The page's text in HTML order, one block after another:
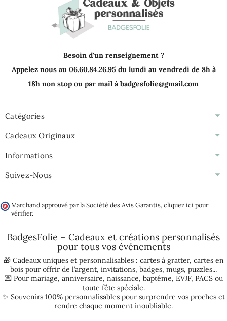
Besoin d'un renseignement ?
Appelez nous au 06.60.84.26.95 du lundi au vendredi de 8h à
18h non stop ou par mail à badgesfolie@gmail.com
Catégories
Cadeaux Originaux
Informations
Suivez-Nous
Marchand approuvé par la Société des Avis Garantis, cliquez ici pour
vérifier.
BadgesFolie – Cadeaux et créations personnalisés
pour tous vos événements
🎁 Cadeaux uniques et personnalisables : cartes à gratter, cartes en
bois pour offrir de l’argent, invitations, badges, mugs, puzzles...
💌 Pour mariage, anniversaire, naissance, baptême, EVJF, PACSou
toute fête spéciale.
✨ Souvenirs 100% personnalisables pour surprendre vos proches et
rendre chaque moment inoubliable.